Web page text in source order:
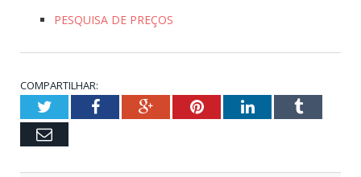
PESQUISA DE PREÇOS
COMPARTILHAR:
TwitterFacebookGoogle+PinterestLinkedInTumblr
Email